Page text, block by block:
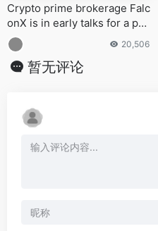
Crypto prime brokerage Falc
onX is in early talks for a pot
ential IPO
20,506
暂无评论